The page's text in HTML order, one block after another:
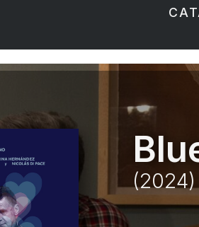
(2024)